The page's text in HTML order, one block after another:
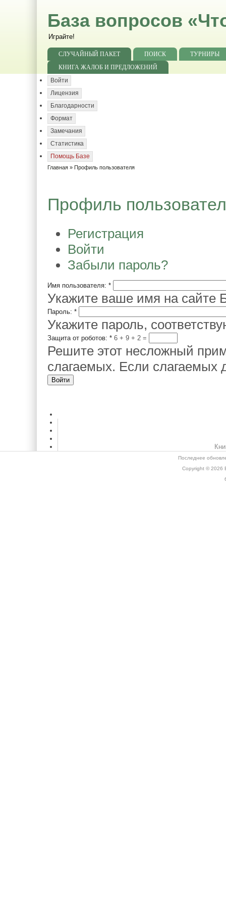
База вопросов
Играйте!
СЛУЧАЙНЫЙ ПАКЕТ ПОИСК
ТУРНИРЫ
КНИГА ЖАЛОБ И ПРЕДЛОЖЕНИЙ
Войти
Лицензия
Благодарности
Формат
Замечания
Статистика
Помощь Базе
Главная » Профиль пользователя
Профиль
Регистрация
Войти
Забыли пароль?
Имя пользователя: *
Укажите ваше имя на сайте
Пароль: *
Укажите пароль,
Защита от роботов: * 6 + 9 =
Решите этот несложный
слагаемых. Если слагаемых
Последнее
Copyright © 2026